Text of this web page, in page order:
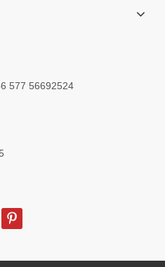
577 56692524